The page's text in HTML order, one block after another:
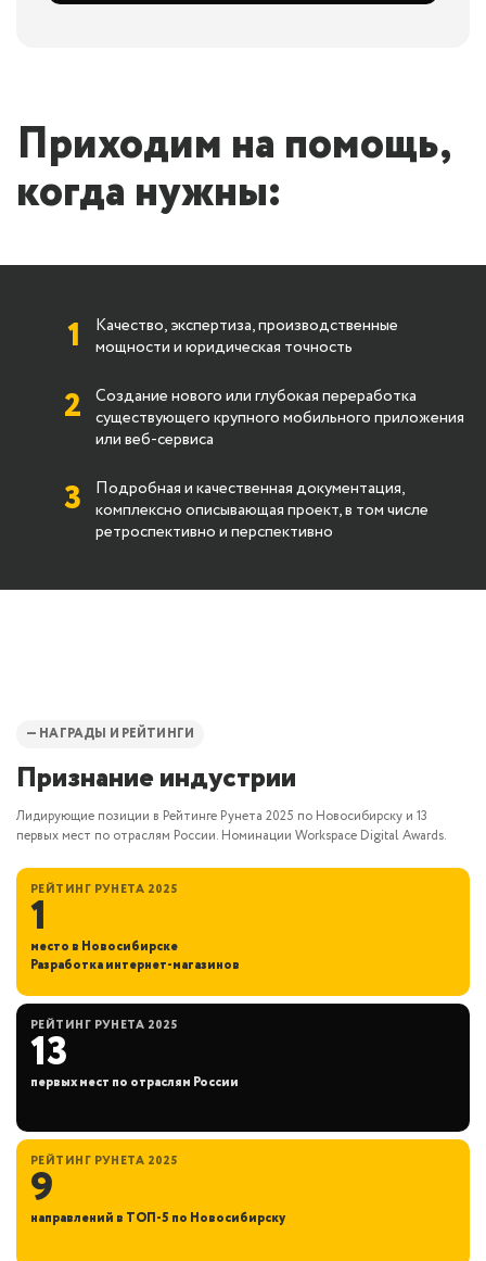
Приходим на помощь,
когда нужны:
1
Качество, экспертиза, производственные
мощности и юридическая точность
2
Создание нового или глубокая переработка
существующего крупного мобильного приложения
или веб-сервиса
3
Подробная и качественная документация,
комплексно описывающая проект, в том числе
ретроспективно и перспективно
— НАГРАДЫ И РЕЙТИНГИ
Признание индустрии
Лидирующие позиции в Рейтинге Рунета 2025 по Новосибирску и 13
первых мест по отраслям России. Номинации Workspace Digital Awards.
РЕЙТИНГ РУНЕТА 2025
1
место в Новосибирске
Разработка интернет-магазинов
РЕЙТИНГ РУНЕТА 2025
13
первых мест по отраслям России
РЕЙТИНГ РУНЕТА 2025
9
направлений в ТОП-5 по Новосибирску